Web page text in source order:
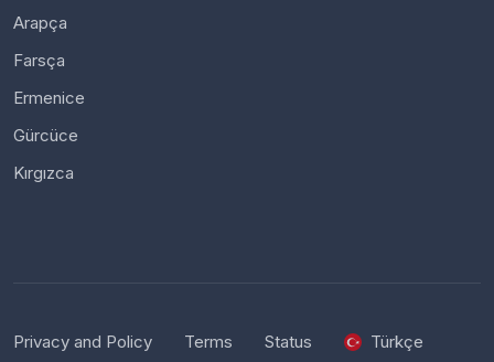
Arapça
Farsça
Ermenice
Gürcüce
Kırgızca
Privacy and Policy Terms Status Türkçe